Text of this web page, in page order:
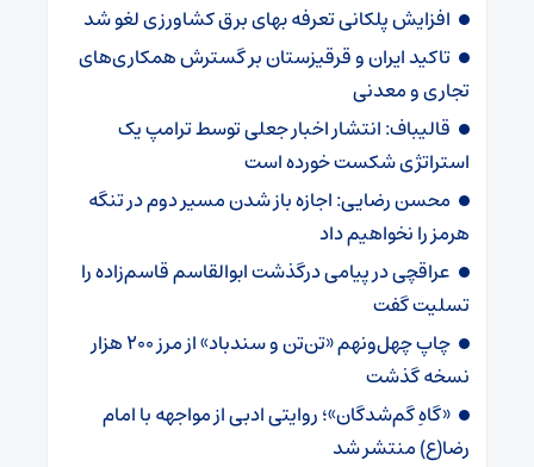
افزایش پلکانی تعرفه بهای برق کشاورزی لغو شد
تاکید ایران و قرقیزستان بر گسترش همکاری‌های
تجاری و معدنی
قالیباف: انتشار اخبار جعلی توسط ترامپ یک
استراتژی شکست خورده است
محسن رضایی: اجازه باز شدن مسیر دوم در تنگه
هرمز را نخواهیم داد
عراقچی در پیامی درگذشت ابوالقاسم قاسم‌زاده را
تسلیت گفت
چاپ چهل‌ونهم «تن‌تن و سندباد» از مرز ۲۰۰ هزار
نسخه گذشت
«گاهِ گم‌شدگان»؛ روایتی ادبی از مواجهه با امام
رضا(ع) منتشر شد